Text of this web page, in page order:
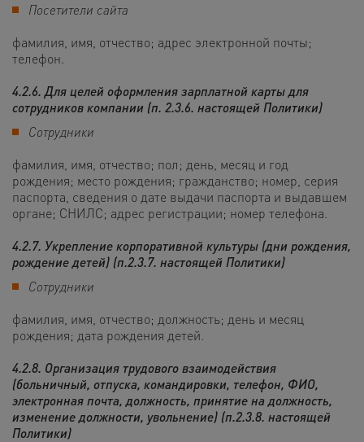
Посетители сайта
фамилия, имя, отчество; адрес электронной почты;
телефон.
4.2.6. Для целей оформления зарплатной карты для
сотрудников компании (п. 2.3.6. настоящей Политики)
Сотрудники
фамилия, имя, отчество; пол; день, месяц и год
рождения; место рождения; гражданство; номер, серия
паспорта, сведения о дате выдачи паспорта и выдавшем
органе; СНИЛС; адрес регистрации; номер телефона.
4.2.7. Укрепление корпоративной культуры (дни рождения,
рождение детей) (п.2.3.7. настоящей Политики)
Сотрудники
фамилия, имя, отчество; должность; день и месяц
рождения; дата рождения детей.
4.2.8. Организация трудового взаимодействия
(больничный, отпуска, командировки, телефон, ФИО,
электронная почта, должность, принятие на должность,
изменение должности, увольнение) (п.2.3.8. настоящей
Политики)